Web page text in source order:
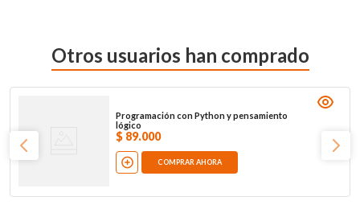
Otros usuarios han comprado
Programación con Python y pensamiento
lógico
$ 89.000
COMPRAR AHORA